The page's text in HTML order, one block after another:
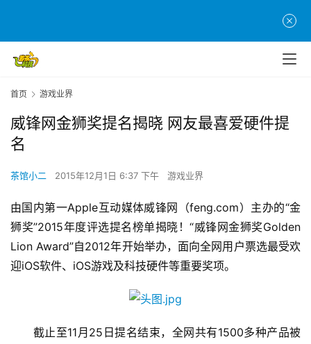
首页 游戏业界
威锋网金狮奖提名揭晓 网友最喜爱硬件提
名
茶馆小二 2015年12月1日 6:37 下午 游戏业界
由国内第一Apple互动媒体威锋网（feng.com）主办的“金
狮奖”2015年度评选提名榜单揭晓！“威锋网金狮奖Golden
Lion Award”自2012年开始举办，面向全网用户票选最受欢
迎iOS软件、iOS游戏及科技硬件等重要奖项。
截止至11月25日提名结束，全网共有1500多种产品被